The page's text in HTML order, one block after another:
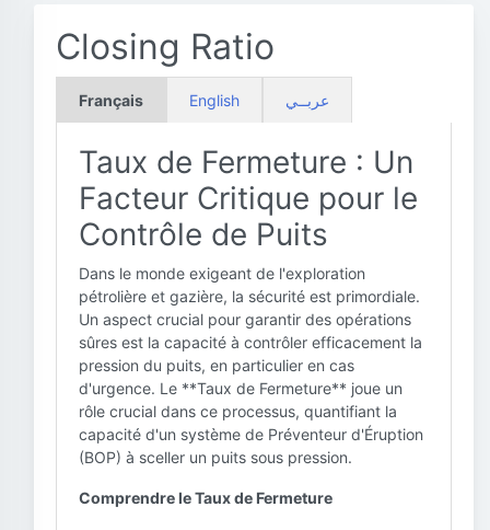
Closing Ratio
Français English عربــي
Taux de Fermeture : Un
Facteur Critique pour le
Contrôle de Puits
Dans le monde exigeant de l'exploration
pétrolière et gazière, la sécurité est primordiale.
Un aspect crucial pour garantir des opérations
sûres est la capacité à contrôler efficacement la
pression du puits, en particulier en cas
d'urgence. Le **Taux de Fermeture** joue un
rôle crucial dans ce processus, quantifiant la
capacité d'un système de Préventeur d'Éruption
(BOP) à sceller un puits sous pression.
Comprendre le Taux de Fermeture